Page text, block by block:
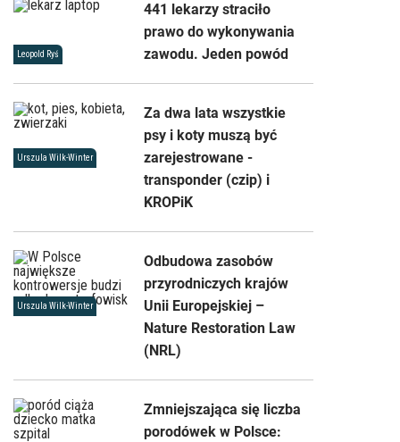
Leopold Ryś
441 lekarzy straciło
prawo do wykonywania
zawodu. Jeden powód
Urszula Wilk-Winter
Za dwa lata wszystkie
psy i koty muszą być
zarejestrowane -
transponder (czip) i
KROPiK
Urszula Wilk-Winter
Odbudowa zasobów
przyrodniczych krajów
Unii Europejskiej –
Nature Restoration Law
(NRL)
Zmniejszająca się liczba
porodówek w Polsce: